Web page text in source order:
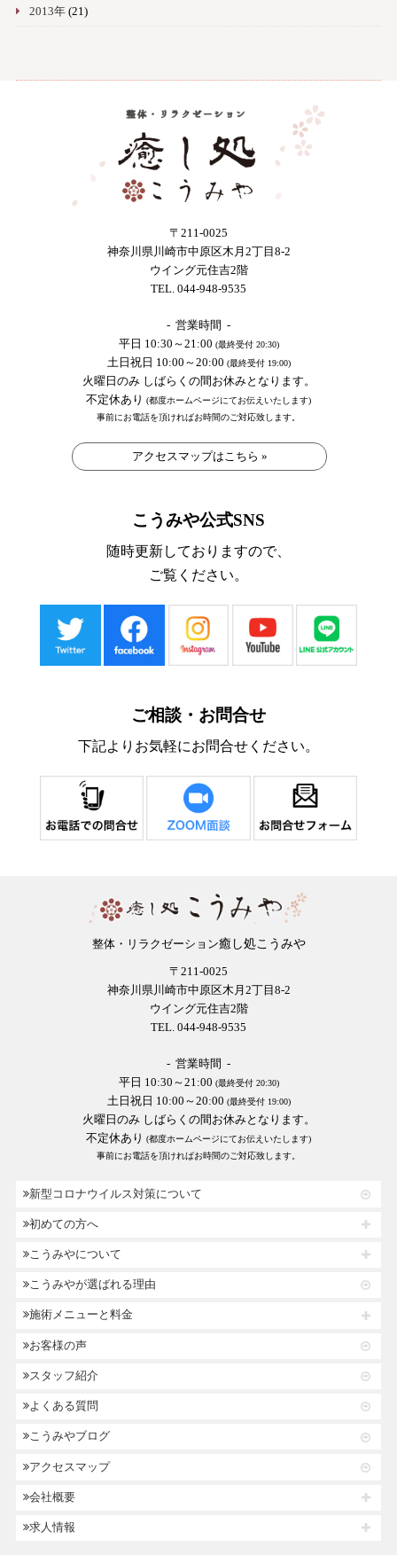
2013年(21)
〒211-0025
神奈川県川崎市中原区木月2丁目8-2
ウイング元住吉2階
TEL. 044-948-9535
- 営業時間 -
平日 10:30～21:00 (最終受付 20:30)
土日祝日 10:00～20:00 (最終受付 19:00)
火曜日のみ しばらくの間お休みとなります。
不定休あり (都度ホームページにてお伝えいたします)
事前にお電話を頂ければお時間のご対応致します。
アクセスマップはこちら »
こうみや公式SNS
随時更新しておりますので、
ご覧ください。
ご相談・お問合せ
下記よりお気軽にお問合せください。
整体・リラクゼーション癒し処こうみや
〒211-0025
神奈川県川崎市中原区木月2丁目8-2
ウイング元住吉2階
TEL. 044-948-9535
- 営業時間 -
平日 10:30～21:00 (最終受付 20:30)
土日祝日 10:00～20:00 (最終受付 19:00)
火曜日のみ しばらくの間お休みとなります。
不定休あり (都度ホームページにてお伝えいたします)
事前にお電話を頂ければお時間のご対応致します。
新型コロナウイルス対策について
初めての方へ
こうみやについて
こうみやが選ばれる理由
施術メニューと料金
お客様の声
スタッフ紹介
よくある質問
こうみやブログ
アクセスマップ
会社概要
求人情報